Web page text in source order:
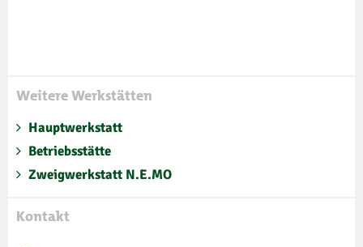
Weitere Werkstätten
Hauptwerkstatt
Betriebsstätte
Zweigwerkstatt N.E.MO
Kontakt